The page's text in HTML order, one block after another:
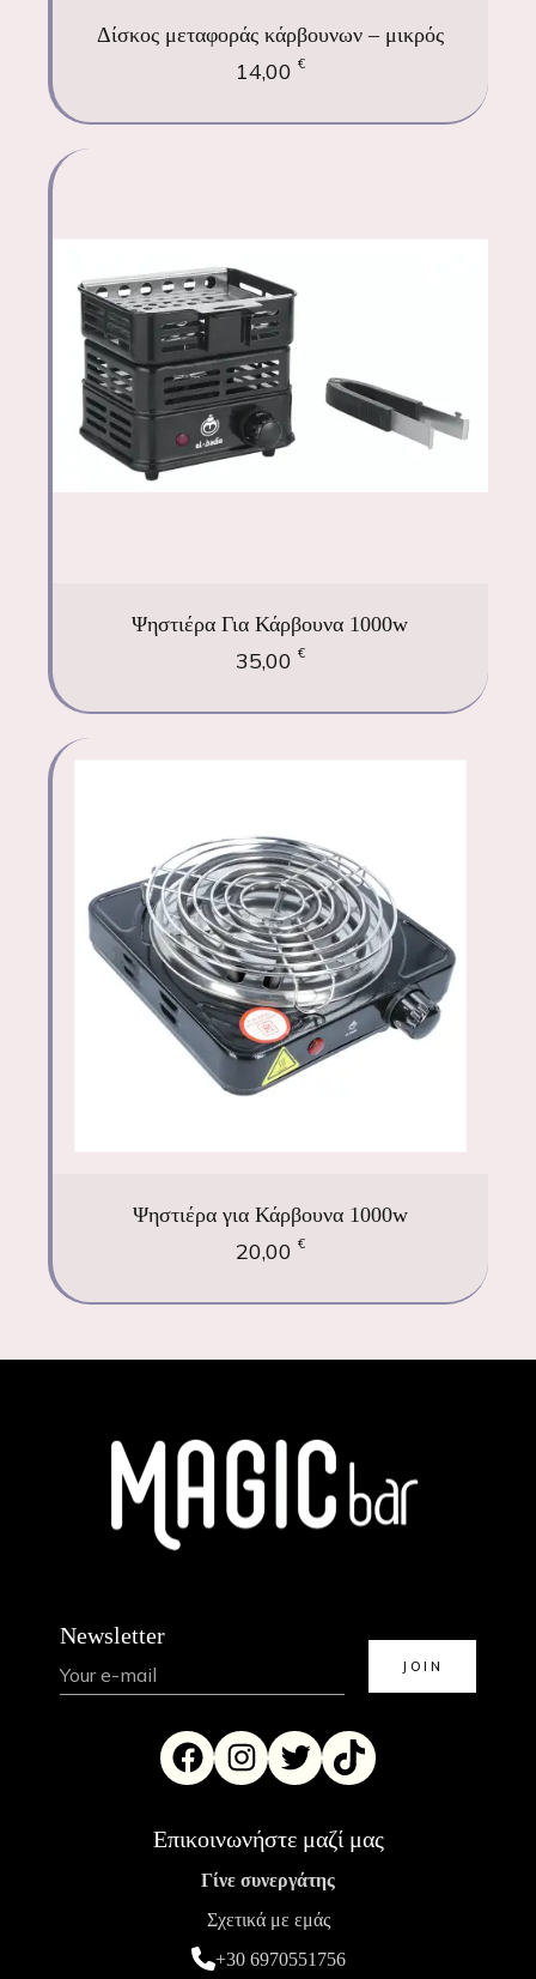
Δίσκος μεταφοράς κάρβουνων – μικρός
14,00 €
Ψηστιέρα Για Κάρβουνα 1000w
35,00 €
Ψηστιέρα για Κάρβουνα 1000w
20,00 €
Newsletter
Επικοινωνήστε μαζί μας
Γίνε συνεργάτης
Σχετικά με εμάς
+30 6970551756